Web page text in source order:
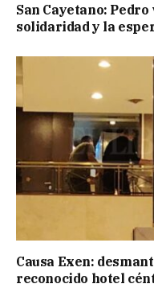
San Cayetano:
solidaridad y la
Causa Exen:
reconocido hotel